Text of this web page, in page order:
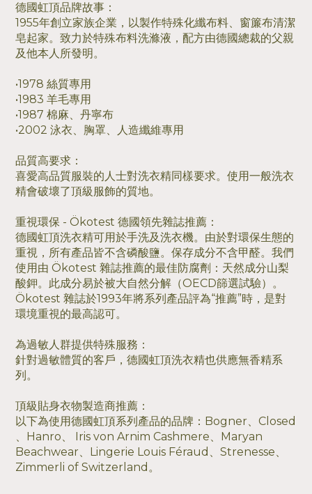
德國虹頂品牌故事：
1955年創立家族企業，以製作特殊化纖布料、窗簾布清潔
皂起家。致力於特殊布料洗滌液，配方由德國總裁的父親
及他本人所發明。
•1978 絲質專用
•1983 羊毛專用
•1987 棉麻、丹寧布
•2002 泳衣、胸罩、人造纖維專用
品質高要求：
喜愛高品質服裝的人士對洗衣精同樣要求。使用一般洗衣
精會破壞了頂級服飾的質地。
重視環保 - Ökotest 德國領先雜誌推薦：
德國虹頂洗衣精可用於手洗及洗衣機。由於對環保生態的
重視，所有產品皆不含磷酸鹽。保存成分不含甲醛。我們
使用由 Ökotest 雜誌推薦的最佳防腐劑：天然成分山梨
酸鉀。此成分易於被大自然分解（OECD篩選試驗）。
Ökotest 雜誌於1993年將系列產品評為“推薦”時，是對
環境重視的最高認可。
為過敏人群提供特殊服務：
針對過敏體質的客戶，德國虹頂洗衣精也供應無香精系
列。
頂級貼身衣物製造商推薦：
以下為使用德國虹頂系列產品的品牌：Bogner、Closed
、Hanro、 Iris von Arnim Cashmere、Maryan
Beachwear、Lingerie Louis Féraud、Strenesse、
Zimmerli of Switzerland。